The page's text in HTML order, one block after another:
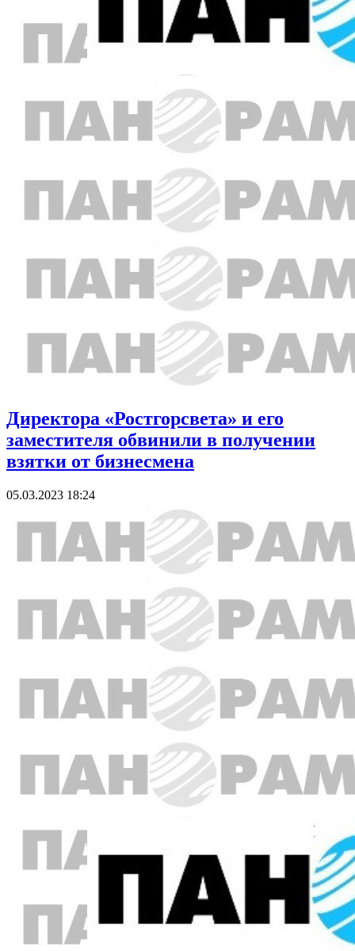
Директора «Ростгорсвета» и его
заместителя обвинили в получении
взятки от бизнесмена
05.03.2023 18:24